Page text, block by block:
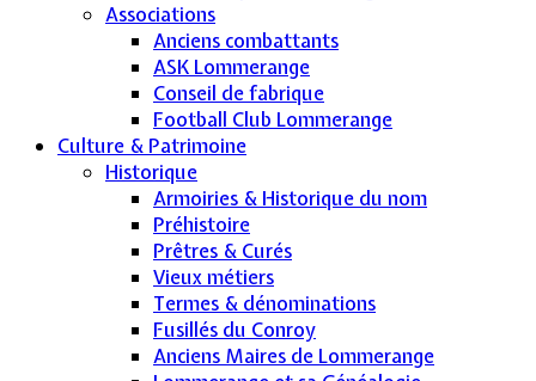
Associations
Anciens combattants
ASK Lommerange
Conseil de fabrique
Football Club Lommerange
Culture & Patrimoine
Historique
Armoiries & Historique du nom
Préhistoire
Prêtres & Curés
Vieux métiers
Termes & dénominations
Fusillés du Conroy
Anciens Maires de Lommerange